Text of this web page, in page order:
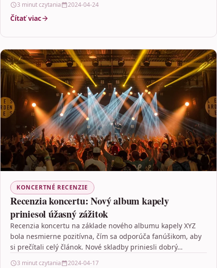
3 minut czytania 2024-04-24
Čítať viac
KONCERTNÉ RECENZIE
Recenzia koncertu: Nový album kapely
priniesol úžasný zážitok
Recenzia koncertu na základe nového albumu kapely XYZ
bola nesmierne pozitívna, čím sa odporúča fanúšikom, aby
si prečítali celý článok. Nové skladby priniesli dobrý…
3 minut czytania 2024-04-17